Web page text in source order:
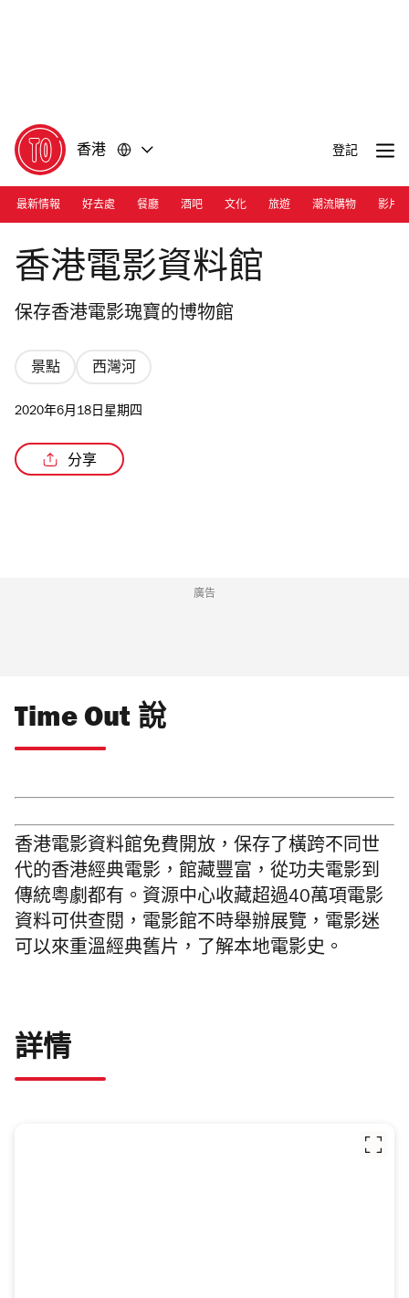
香港 登記
最新情報 好去處 餐廳 酒吧 文化 旅遊 潮流購物 影片
Photograph: Courtesy Hong Kong Film Archive
香港電影資料館
保存香港電影瑰寶的博物館
景點 西灣河
2020年6月18日星期四
分享
廣告
Time Out 說
香港電影資料館免費開放，保存了橫跨不同世
代的香港經典電影，館藏豐富，從功夫電影到
傳統粵劇都有。資源中心收藏超過40萬項電影
資料可供查閱，電影館不時舉辦展覽，電影迷
可以來重溫經典舊片，了解本地電影史。
詳情